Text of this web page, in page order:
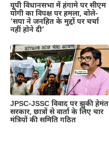
यूपी विधानसभा में हंगामे पर सीएम
योगी का विपक्ष पर हमला, बोले-
‘सपा ने जनहित के मुद्दों पर चर्चा
नहीं होने दी’
JPSC-JSSC विवाद पर झुकी हेमंत
सरकार, छात्रों से वार्ता के लिए चार
मंत्रियों की समिति गठित